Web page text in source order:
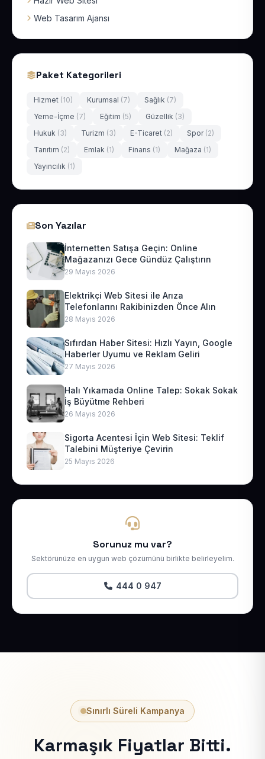
Web Tasarım Ajansı
Paket Kategorileri
Hizmet (10) Kurumsal (7) Sağlık (7)
Yeme-İçme (7) Eğitim (5) Güzellik (3)
Hukuk (3) Turizm (3) E-Ticaret (2) Spor (2)
Tanıtım (2) Emlak (1) Finans (1) Mağaza (1)
Yayıncılık (1)
Son Yazılar
İnternetten Satışa Geçin: Online
Mağazanızı Gece Gündüz Çalıştırın
29 Mayıs 2026
Elektrikçi Web Sitesi ile Arıza
Telefonlarını Rakibinizden Önce Alın
28 Mayıs 2026
Sıfırdan Haber Sitesi: Hızlı Yayın, Google
Haberler Uyumu ve Reklam Geliri
27 Mayıs 2026
Halı Yıkamada Online Talep: Sokak Sokak
İş Büyütme Rehberi
26 Mayıs 2026
Sigorta Acentesi İçin Web Sitesi: Teklif
Talebini Müşteriye Çevirin
25 Mayıs 2026
Sorunuz mu var?
Sektörünüze en uygun web çözümünü birlikte belirleyelim.
444 0 947
Sınırlı Süreli Kampanya
Karmaşık Fiyatlar Bitti.